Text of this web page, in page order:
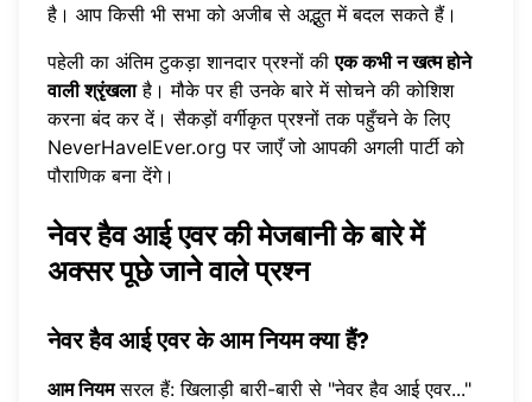
है। आप किसी भी सभा को अजीब से अद्भुत में बदल सकते हैं।
पहेली का अंतिम टुकड़ा शानदार प्रश्नों कीएक कभी न खत्म होने
वाली श्रृंखलाहै। मौके पर ही उनके बारे में सोचने की कोशिश
करना बंद कर दें। सैकड़ों वर्गीकृत प्रश्नों तक पहुँचने के लिए
NeverHaveIEver.org पर जाएँ जो आपकी अगली पार्टी को
पौराणिक बना देंगे।
नेवर हैव आई एवर की मेजबानी के बारे में
अक्सर पूछे जाने वाले प्रश्न
नेवर हैव आई एवर के आम नियम क्या हैं?
आम नियमसरल हैं: खिलाड़ी बारी-बारी से "नेवर हैव आई एवर..."